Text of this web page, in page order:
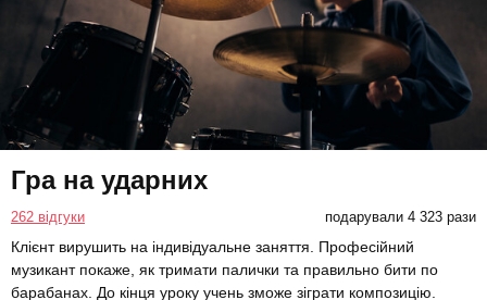
Гра на ударних
262 відгуки подарували 4 323 рази
Клієнт вирушить на індивідуальне заняття. Професійний
музикант покаже, як тримати палички та правильно бити по
барабанах. До кінця уроку учень зможе зіграти композицію.